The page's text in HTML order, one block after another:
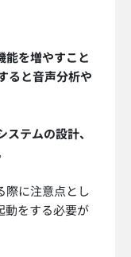
能を増やすこと
ると音声分析や
テムの設計、
際に注意点とし
動をする必要が